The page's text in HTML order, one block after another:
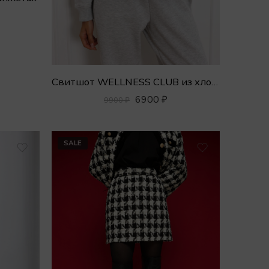
Свитшот WELLNESS CLUB из хлопка с вышивкой
9900₽ 6900 ₽
SALE